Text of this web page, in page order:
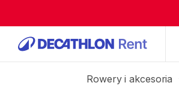
Rowery i akcesoria